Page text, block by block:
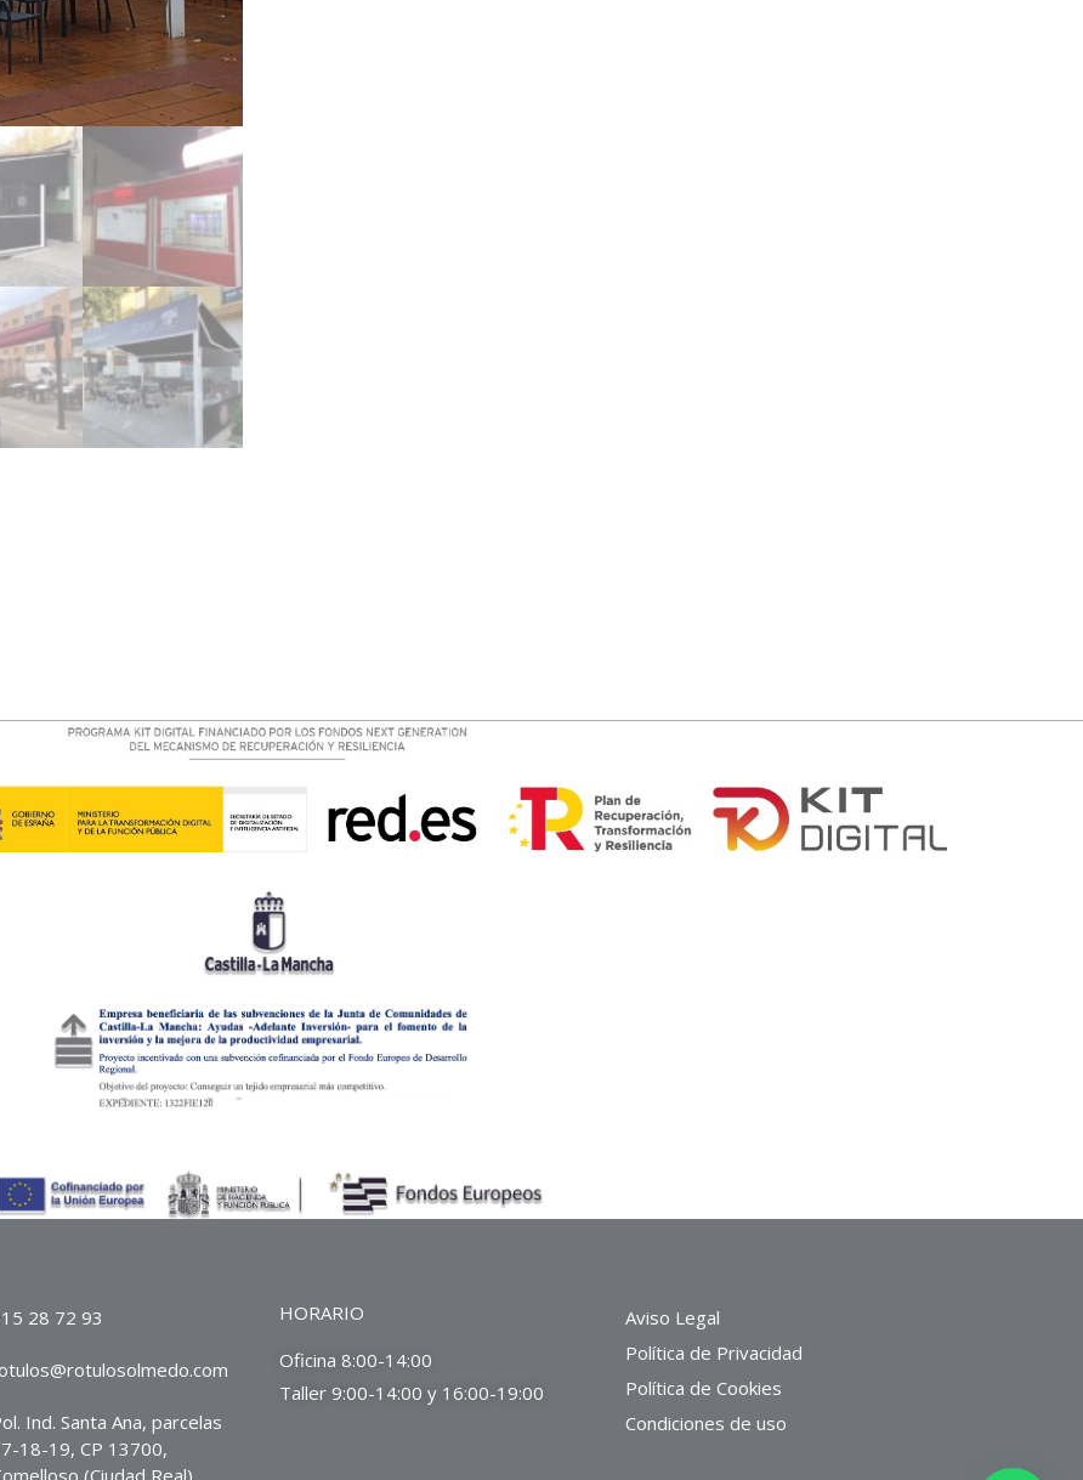
28 72 93
Ind. Santa Ana, parcelas
18-19, CP 13700,
HORARIO
Oficina 8:00-14:00
Taller 9:00-14:00 y 16:00-19:00
Aviso Legal
Política de Privacidad
Política de Cookies
Condiciones de uso